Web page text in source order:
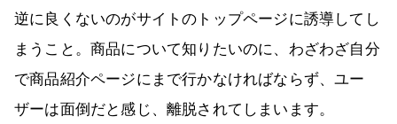
逆に良くないのがサイトのトップページに誘導してし
まうこと。商品について知りたいのに、わざわざ自分
で商品紹介ページにまで行かなければならず、ユー
ザーは面倒だと感じ、離脱されてしまいます。